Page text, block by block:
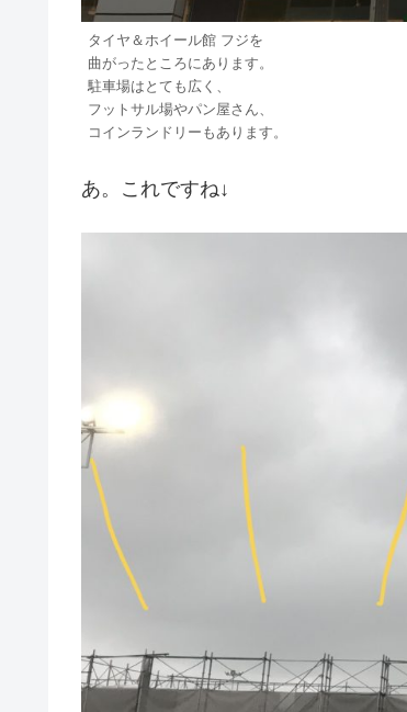
タイヤ＆ホイール館 フジを
曲がったところにあります。
駐車場はとても広く、
フットサル場やパン屋さん、
コインランドリーもあります。
あ。これですね↓